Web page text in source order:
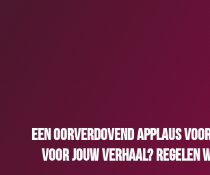
Een oorverdovend applaus
voor jouw verhaal? Regelen